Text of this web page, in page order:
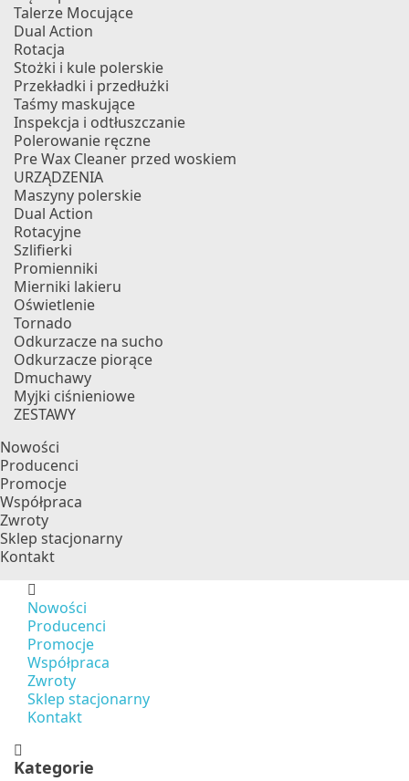
Talerze Mocujące
Dual Action
Rotacja
Stożki i kule polerskie
Przekładki i przedłużki
Taśmy maskujące
Inspekcja i odtłuszczanie
Polerowanie ręczne
Pre Wax Cleaner przed woskiem
URZĄDZENIA
Maszyny polerskie
Dual Action
Rotacyjne
Szlifierki
Promienniki
Mierniki lakieru
Oświetlenie
Tornado
Odkurzacze na sucho
Odkurzacze piorące
Dmuchawy
Myjki ciśnieniowe
ZESTAWY
Nowości
Producenci
Promocje
Współpraca
Zwroty
Sklep stacjonarny
Kontakt
Nowości
Producenci
Promocje
Współpraca
Zwroty
Sklep stacjonarny
Kontakt
Kategorie